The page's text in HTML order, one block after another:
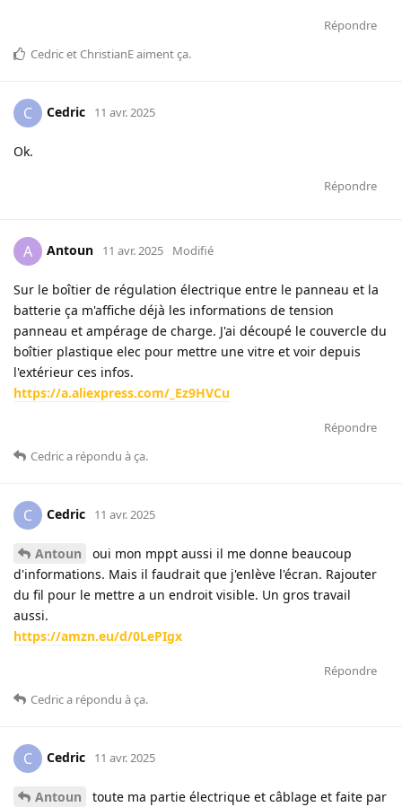
Répondre
Cedricet ChristianEaiment ça.
C Cedric 11 avr. 2025
Ok.
Répondre
A Antoun 11 avr. 2025 Modifié
Sur le boîtier de régulation électrique entre le panneau et la
batterie ça m'affiche déjà les informations de tension
panneau et ampérage de charge. J'ai découpé le couvercle du
boîtier plastique elec pour mettre une vitre et voir depuis
l'extérieur ces infos.
https://a.aliexpress.com/_Ez9HVCu
Répondre
Cedrica répondu à ça.
C Cedric 11 avr. 2025
Antoun
oui mon mppt aussi il me donne beaucoup
d'informations. Mais il faudrait que j'enlève l'écran. Rajouter
du fil pour le mettre a un endroit visible. Un gros travail
aussi.
https://amzn.eu/d/0LePIgx
Répondre
Cedrica répondu à ça.
C Cedric 11 avr. 2025
Antoun
toute ma partie électrique et câblage et faite par